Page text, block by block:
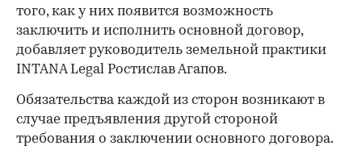
того, как у них появится возможность
заключить и исполнить основной договор,
добавляет руководитель земельной практики
INTANA Legal Ростислав Агапов.
Обязательства каждой из сторон возникают в
случае предъявления другой стороной
требования о заключении основного договора.